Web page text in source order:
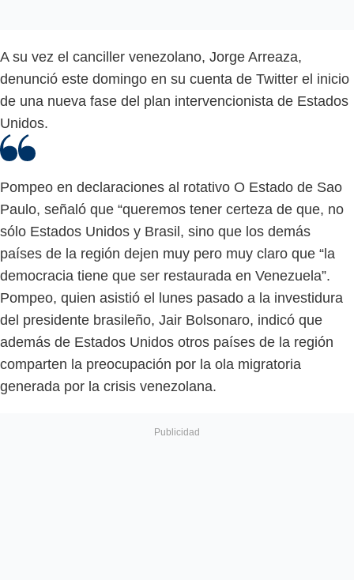
A su vez el canciller venezolano, Jorge Arreaza,
denunció este domingo en su cuenta de Twitter el inicio
de una nueva fase del plan intervencionista de Estados
Unidos.
Pompeo en declaraciones al rotativo O Estado de Sao
Paulo, señaló que “queremos tener certeza de que, no
sólo Estados Unidos y Brasil, sino que los demás
países de la región dejen muy pero muy claro que “la
democracia tiene que ser restaurada en Venezuela”.
Pompeo, quien asistió el lunes pasado a la investidura
del presidente brasileño, Jair Bolsonaro, indicó que
además de Estados Unidos otros países de la región
comparten la preocupación por la ola migratoria
generada por la crisis venezolana.